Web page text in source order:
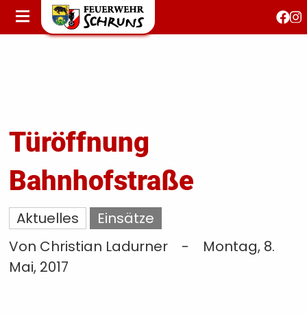
STARTSEITE
AKTUELLES
Türöffnung
Bahnhofstraße
Aktuelles
Einsätze
Von Christian Ladurner
-
Montag, 8.
Mai, 2017